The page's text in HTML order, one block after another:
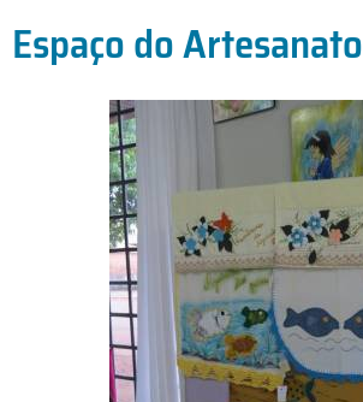
Espaço do Artesanato